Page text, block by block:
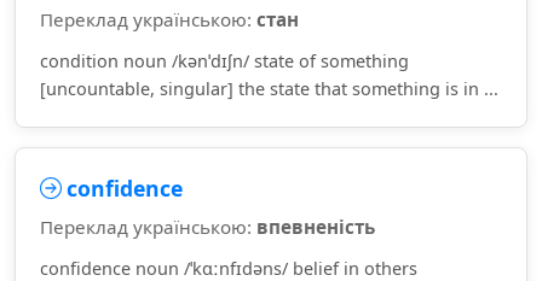
Переклад українською: стан
condition noun /kənˈdɪʃn/ state of something
[uncountable, singular] the state that something is in ...
confidence
Переклад українською: впевненість
confidence noun /ˈkɑːnfɪdəns/ belief in others